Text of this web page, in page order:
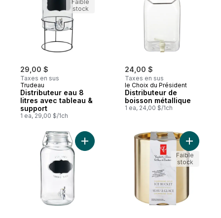
29,00 $
Taxes en sus
Trudeau
Distributeur eau 8
litres avec tableau &
support
1 ea, 29,00 $/1ch
Faible
stock
24,00 $
Taxes en sus
le Choix du Président
Distributeur de
boisson métallique
1 ea, 24,00 $/1ch
Ajouter Distributeur à eau 6 litres avec
Ajouter
Faible
stock